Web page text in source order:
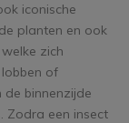
iconische
planten en ook
zich
of
de binnenzijde
Zodra een insect